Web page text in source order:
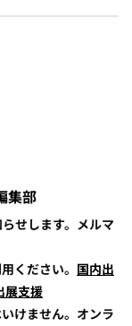
集部
せします。メルマ
ください。 国内出
展支援
けません。オンラ